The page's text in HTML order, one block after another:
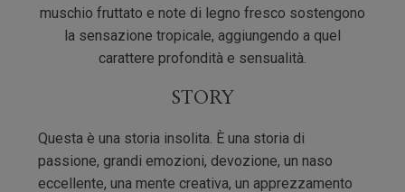
muschio fruttato e note di legno fresco sostengono
la sensazione tropicale, aggiungendo a quel
carattere profondità e sensualità.
STORY
Questa è una storia insolita. È una storia di
passione, grandi emozioni, devozione, un naso
eccellente, una mente creativa, un apprezzamento